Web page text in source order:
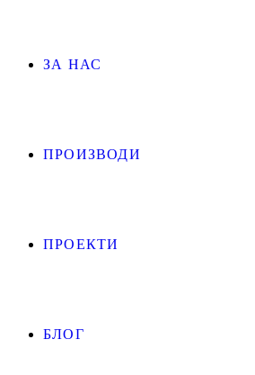
ЗА НАС
ПРОИЗВОДИ
ПРОЕКТИ
БЛОГ